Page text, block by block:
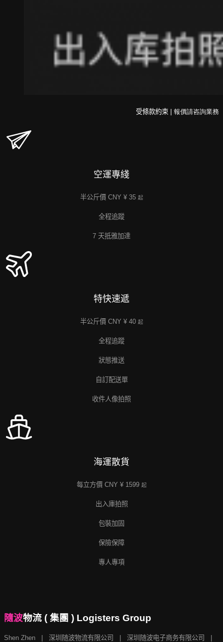
受條款約束 | 報價請咨詢業務
空運專綫
半公斤價 CNY ¥ 35 起
全程追蹤
7 天抵雅加達
特快速遞
半公斤價 CNY ¥ 40 起
全程追蹤
狀態推送
自訂配送單
收件人像拍照
海運散貨
每立方價 CNY ¥ 1599 起
出入庫拍照
包裝加固
保險保障
專人專項
隨波物流 ( 集團 ) Logisters Group
Shen Zhen | 深圳随波物流有限公司 | 深圳随波电子商务有限公司 |